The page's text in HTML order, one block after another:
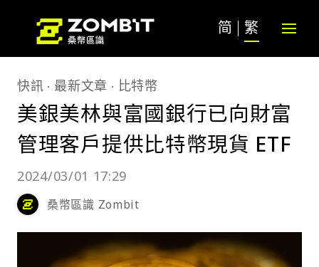
简 繁
快訊 最新文章 比特幣
美銀美林與富國銀行已向財富
管理客戶提供比特幣現貨 ETF
2024/03/01 17:29
桑幣區識 Zombit